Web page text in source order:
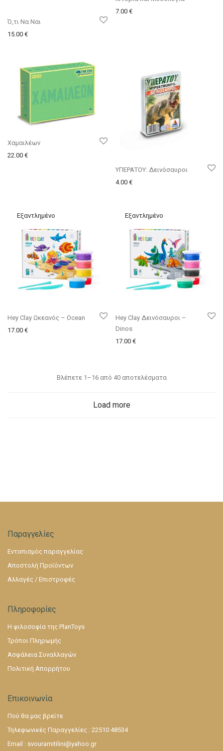
Ό,τι Να Ναι
15.00 €
7.00 €
Χαμαιλέων
22.00 €
ΥΠΕΡΑΤΟΥ: Δεινόσαυροι
4.00 €
Hey Clay Ωκεανός – Ocean
17.00 €
Hey Clay Δεινόσαυροι –
Dinos
17.00 €
Βλέπετε 1–16 από 40 αποτελέσματα
Load more
Παραγγελίες
Εντοπισμός παραγγελίας
Αποστολή Προϊόντων
Αλλαγές / Επιστροφές
Πληροφορίες
Η φιλοσοφία της PlanToys
Τρόποι Πληρωμής
Ασφάλεια Συναλλαγών
Πολιτική Απορρήτου
Επικοινωνία
Πού θα μας βρείτε
Τηλεφωνικές Παραγγελίες : 22510 48534
Email : svouramitilini@yahoo.gr